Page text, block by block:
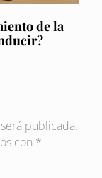
de la
publicada.
con *